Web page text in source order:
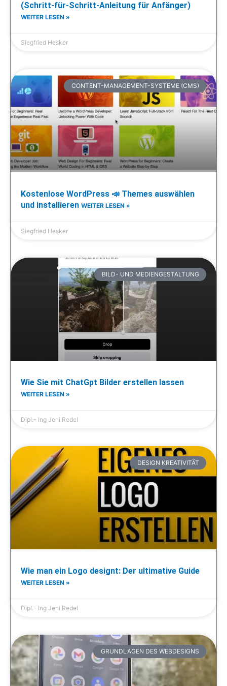
(Schritt-für-Schritt-Anleitung für Anfänger)
WEITER LESEN »
Siegfried Hesker
CONTENT-MANAGEMENT-SYSTEME (CMS)
Kostenlose WordPress 📣 Themes auswählen
und installieren WEITER LESEN »
Siegfried Hesker
BILD- UND MEDIENGESTALTUNG
Wie Sie mit ChatGpt Bilder erstellen lassen
WEITER LESEN »
Dipl.- Ing Jeni Redel
DESIGN KREATIVITÄT
Wie man ein Logo designt: Der ultimative Guide
WEITER LESEN »
Dipl.- Ing Jeni Redel
GRUNDLAGEN DES WEBDESIGNS